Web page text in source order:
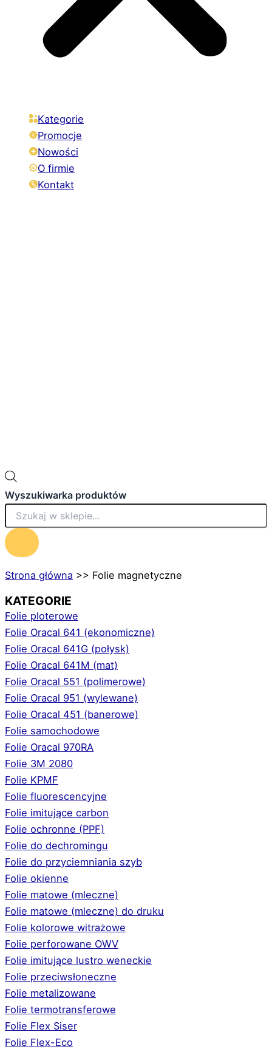
Kategorie
Promocje
Nowości
O firmie
Kontakt
Wyszukiwarka produktów
Strona główna >> Folie magnetyczne
KATEGORIE
Folie ploterowe
Folie Oracal 641 (ekonomiczne)
Folie Oracal 641G (połysk)
Folie Oracal 641M (mat)
Folie Oracal 551 (polimerowe)
Folie Oracal 951 (wylewane)
Folie Oracal 451 (banerowe)
Folie samochodowe
Folie Oracal 970RA
Folie 3M 2080
Folie KPMF
Folie fluorescencyjne
Folie imitujące carbon
Folie ochronne (PPF)
Folie do dechromingu
Folie do przyciemniania szyb
Folie okienne
Folie matowe (mleczne)
Folie matowe (mleczne) do druku
Folie kolorowe witrażowe
Folie perforowane OWV
Folie imitujące lustro weneckie
Folie przeciwsłoneczne
Folie metalizowane
Folie termotransferowe
Folie Flex Siser
Folie Flex-Eco